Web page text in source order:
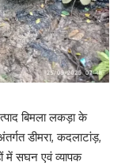
बिमला लकड़ा के
डीमरा, कदलाटांड़,
में सघन एवं व्यापक